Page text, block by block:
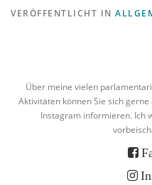
VERÖFFENTLICHT IN
Über meine vielen
Aktivitäten können Sie sich
Instagram informieren. Ich